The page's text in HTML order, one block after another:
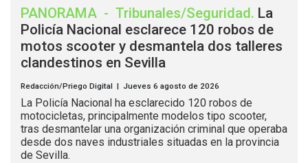
PANORAMA - Tribunales/Seguridad. La
Policía Nacional esclarece 120 robos de
motos scooter y desmantela dos talleres
clandestinos en Sevilla
Redacción/Priego Digital | Jueves 6 agosto de 2026
La Policía Nacional ha esclarecido 120 robos de
motocicletas, principalmente modelos tipo scooter,
tras desmantelar una organización criminal que operaba
desde dos naves industriales situadas en la provincia
de Sevilla.